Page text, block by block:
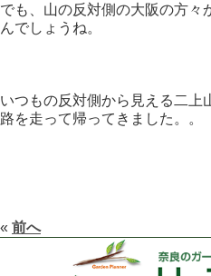
でも、山の反対側の大阪の方々
んでしょうね。
いつもの反対側から見える二上
路を走って帰ってきました。。
« 前へ